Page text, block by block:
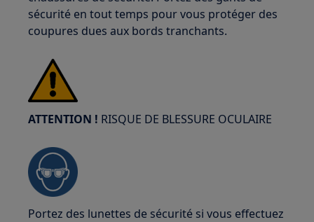
sécurité en tout temps pour vous protéger des
coupures dues aux bords tranchants.
ATTENTION ! RISQUE DE BLESSURE OCULAIRE
Portez des lunettes de sécurité si vous effectuez